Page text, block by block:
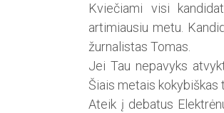
Kviečiami visi
artimiausiu metu.
žurnalistas Tomas.
Jei Tau nepavyks
Šiais metais kokybiškas
Ateik į debatus